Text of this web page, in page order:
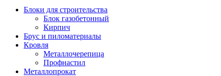
Блоки для строительства
Блок газобетонный
Кирпич
Брус и пиломатериалы
Кровля
Металлочерепица
Профнастил
Металлопрокат